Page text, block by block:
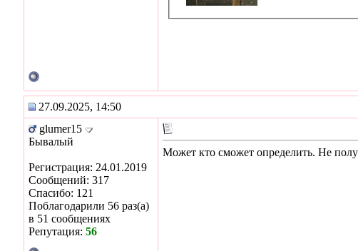
27.09.2025, 14:50
glumer15
Бывалый
Регистрация: 24.01.2019
Сообщений: 317
Спасибо: 121
Поблагодарили 56 раз(а)
в 51 сообщениях
Репутация: 56
Может кто сможет определить. Не